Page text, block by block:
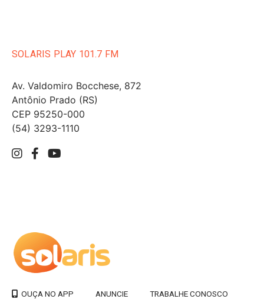
SOLARIS PLAY 101.7 FM
Av. Valdomiro Bocchese, 872
Antônio Prado (RS)
CEP 95250-000
(54) 3293-1110
OUÇA NO APP ANUNCIE TRABALHE CONOSCO